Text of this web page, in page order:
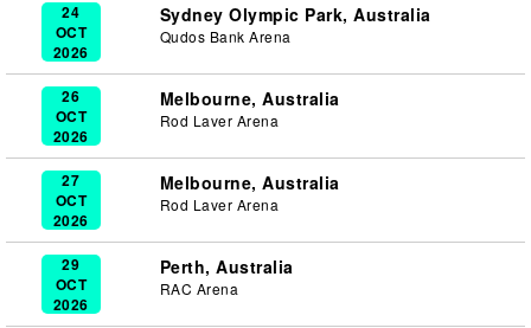
24
OCT
2026
Sydney Olympic Park, Australia
Qudos Bank Arena
26
OCT
2026
Melbourne, Australia
Rod Laver Arena
27
OCT
2026
Melbourne, Australia
Rod Laver Arena
29
OCT
2026
Perth, Australia
RAC Arena